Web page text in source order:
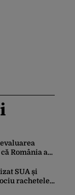
România a
„Totuși,
SUA și
rachetele